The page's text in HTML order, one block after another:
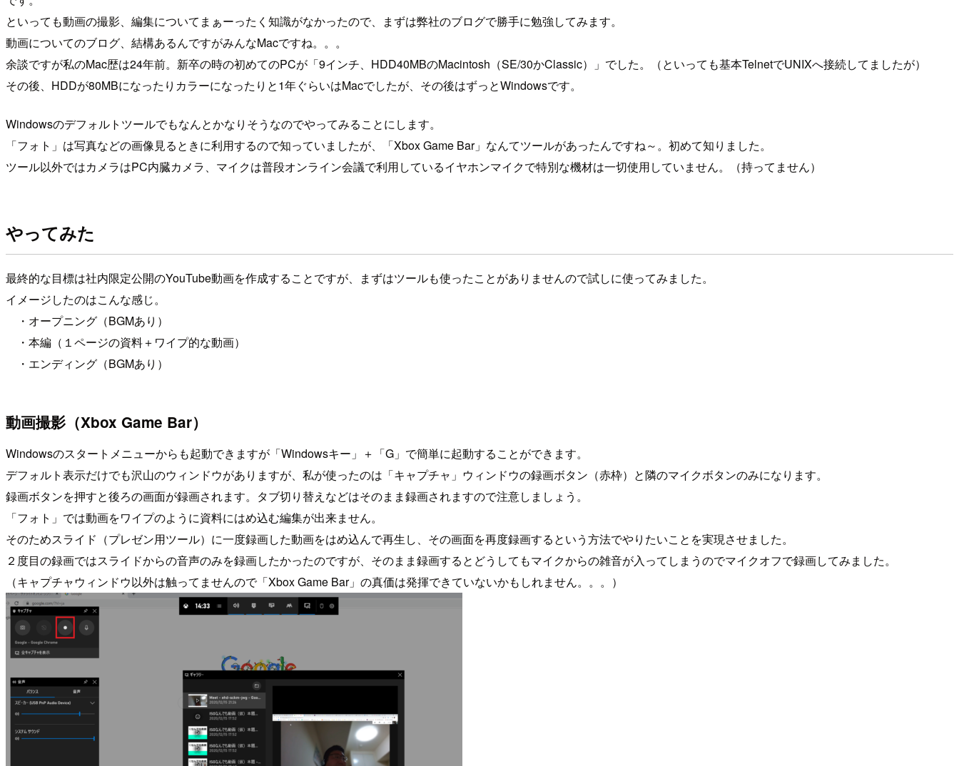
といっても動画の撮影、編集についてまぁーったく知識がなかったので、まずは弊社のブログで勝手に勉強してみます。
動画についてのブログ、結構あるんですがみんなMacですね。。。
余談ですが私のMac歴は24年前。新卒の時の初めてのPCが「9インチ、HDD40MBのMacintosh（SE/30かClassic）」でした。（といっても基本TelnetでUNIXへ接続してましたが）
その後、HDDが80MBになったりカラーになったりと1年ぐらいはMacでしたが、その後はずっとWindowsです。
Windowsのデフォルトツールでもなんとかなりそうなのでやってみることにします。
「フォト」は写真などの画像見るときに利用するので知っていましたが、「Xbox Game Bar」なんてツールがあったんですね～。初めて知りました。
ツール以外ではカメラはPC内臓カメラ、マイクは普段オンライン会議で利用しているイヤホンマイクで特別な機材は一切使用していません。（持ってません）
やってみた
最終的な目標は社内限定公開のYouTube動画を作成することですが、まずはツールも使ったことがありませんので試しに使ってみました。
イメージしたのはこんな感じ。
・オープニング（BGMあり）
・本編（１ページの資料＋ワイプ的な動画）
・エンディング（BGMあり）
動画撮影（Xbox Game Bar）
Windowsのスタートメニューからも起動できますが「Windowsキー」＋「G」で簡単に起動することができます。
デフォルト表示だけでも沢山のウィンドウがありますが、私が使ったのは「キャプチャ」ウィンドウの録画ボタン（赤枠）と隣のマイクボタンのみになります。
録画ボタンを押すと後ろの画面が録画されます。タブ切り替えなどはそのまま録画されますので注意しましょう。
「フォト」では動画をワイプのように資料にはめ込む編集が出来ません。
そのためスライド（プレゼン用ツール）に一度録画した動画をはめ込んで再生し、その画面を再度録画するという方法でやりたいことを実現させました。
２度目の録画ではスライドからの音声のみを録画したかったのですが、そのまま録画するとどうしてもマイクからの雑音が入ってしまうのでマイクオフで録画してみました。
（キャプチャウィンドウ以外は触ってませんので「Xbox Game Bar」の真価は発揮できていないかもしれません。。。）